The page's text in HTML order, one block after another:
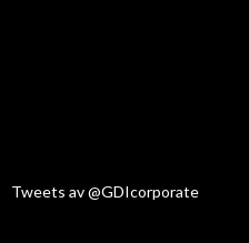
Tweets av @GDIcorporate